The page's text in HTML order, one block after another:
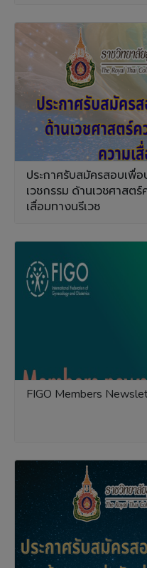
ประกาศรับสมัครสอบเพื่
เวชกรรม ด้านเวชศาสต
เสื่อมทางนรีเวช
FIGO Members